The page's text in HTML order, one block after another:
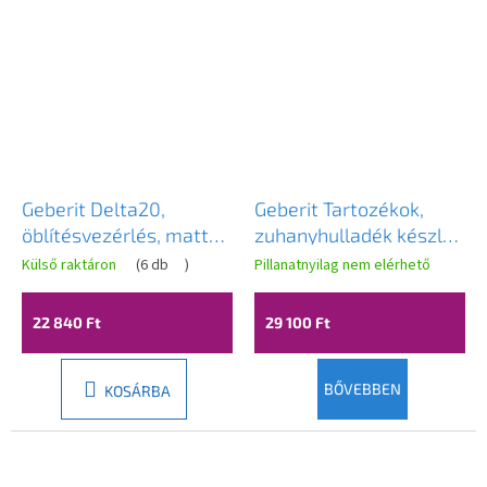
Geberit Delta20,
öblítésvezérlés, matt
króm, 115.127.46.1
Külső raktáron (6 db )
22 840 Ft
KOSÁRBA
Geberit Tartozékok,
zuhanyhulladék készlet
d90, lefolyószelep
fedéllel, króm,
150.551.21.1
Pillanatnyilag nem elérhető
29 100 Ft
BŐVEBBEN